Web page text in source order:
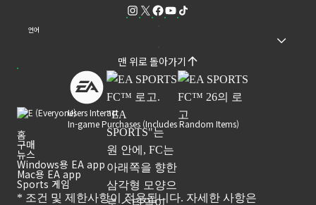
언어
맨 위로 돌아가기
Users Interact
In-game Purchases (Includes Random Items)
홈
구매
뉴스
Windows용 EA app
Mac용 EA app
Sports 게임
* 조건 및 제한사항이 적용됩니다. 자세한 사항은